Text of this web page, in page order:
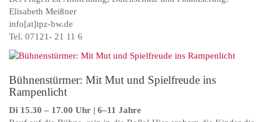
Elisabeth Meißner
info[at]tpz-bw.de
Tel. 07121- 21 11 6
Bühnenstürmer: Mit Mut und Spielfreude ins
Rampenlicht
Di 15.30 – 17.00 Uhr | 6–11 Jahre